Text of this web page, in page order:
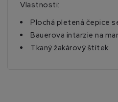
Vlastnosti:
Plochá pletená čepice
Bauerova intarzie na
Tkaný žakárový štítek